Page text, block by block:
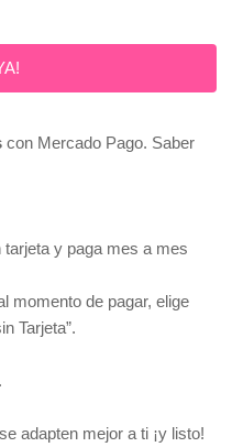
con Mercado Pago. Saber
y paga mes a mes
momento de pagar, elige
Tarjeta”.
adapten mejor a ti ¡y listo!